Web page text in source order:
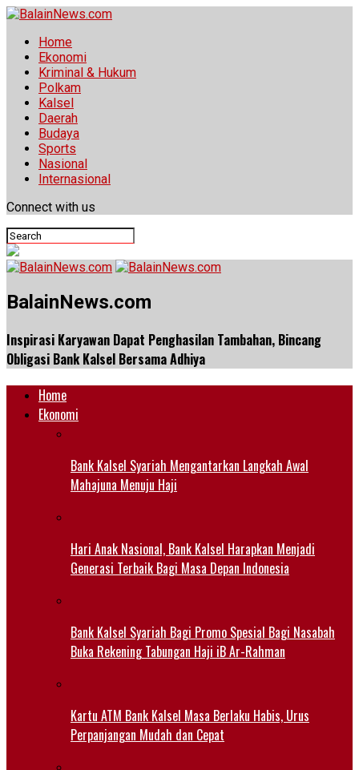
Home
Ekonomi
Kriminal & Hukum
Polkam
Kalsel
Daerah
Budaya
Sports
Nasional
Internasional
Connect with us
BalainNews.com
Inspirasi Karyawan Dapat Penghasilan Tambahan, Bincang
Obligasi Bank Kalsel Bersama Adhiya
Home
Ekonomi
Bank Kalsel Syariah Mengantarkan Langkah Awal
Mahajuna Menuju Haji
Hari Anak Nasional, Bank Kalsel Harapkan Menjadi
Generasi Terbaik Bagi Masa Depan Indonesia
Bank Kalsel Syariah Bagi Promo Spesial Bagi Nasabah
Buka Rekening Tabungan Haji iB Ar-Rahman
Kartu ATM Bank Kalsel Masa Berlaku Habis, Urus
Perpanjangan Mudah dan Cepat